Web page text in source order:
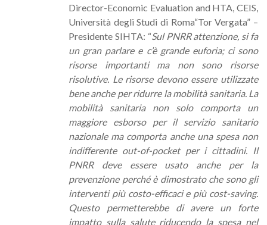
Director-Economic Evaluation and HTA, CEIS,
Università degli Studi di Roma“Tor Vergata” –
Presidente SIHTA: “Sul PNRR attenzione, si fa
un gran parlare e c’è grande euforia; ci sono
risorse importanti ma non sono risorse
risolutive. Le risorse devono essere utilizzate
bene anche per ridurre la mobilità sanitaria. La
mobilità sanitaria non solo comporta un
maggiore esborso per il servizio sanitario
nazionale ma comporta anche una spesa non
indifferente out-of-pocket per i cittadini. Il
PNRR deve essere usato anche per la
prevenzione perché è dimostrato che sono gli
interventi più costo-efficaci e più cost-saving.
Questo permetterebbe di avere un forte
impatto sulla salute riducendo la spesa nel